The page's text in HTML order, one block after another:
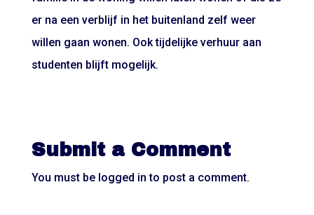
er na een verblijf in het buitenland zelf weer
willen gaan wonen. Ook tijdelijke verhuur aan
studenten blijft mogelijk.
Submit a Comment
You must be logged in to post a comment.